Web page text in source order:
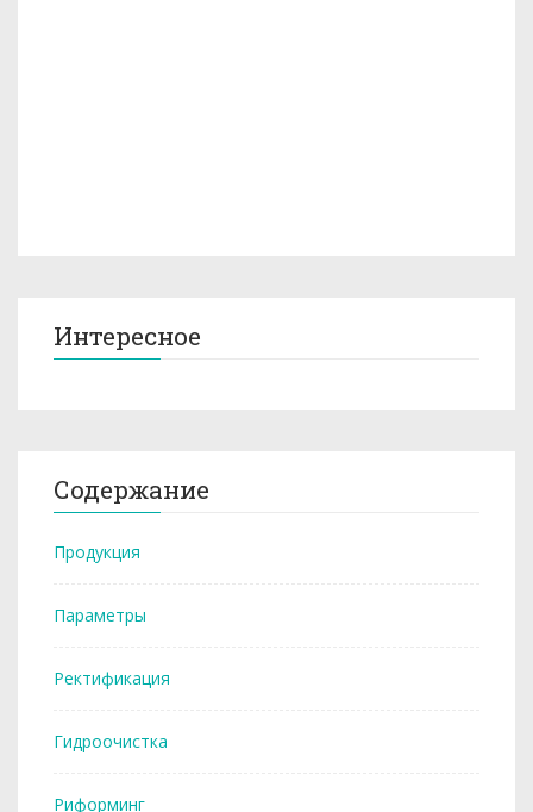
Интересное
Содержание
Продукция
Параметры
Ректификация
Гидроочистка
Риформинг